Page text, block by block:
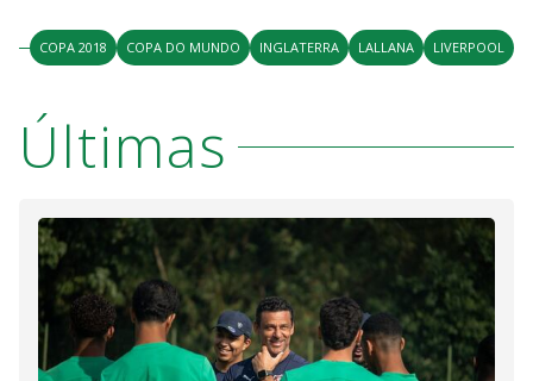
COPA 2018 COPA DO MUNDO INGLATERRA LALLANA LIVERPOOL
Últimas